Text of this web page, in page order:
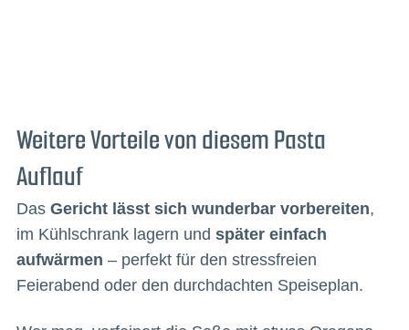
Weitere Vorteile von diesem Pasta
Auflauf
Das Gericht lässt sich wunderbar vorbereiten,
im Kühlschrank lagern und später einfach
aufwärmen – perfekt für den stressfreien
Feierabend oder den durchdachten Speiseplan.